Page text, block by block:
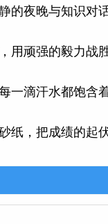
的夜晚与知识对
用顽强的毅力战
一滴汗水都饱含
纸，把成绩的起
的书桌;夜晚的最